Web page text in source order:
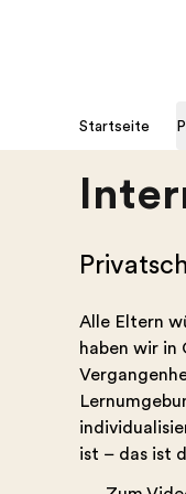
Startseite
Alle Eltern
haben wir in
ist – das ist